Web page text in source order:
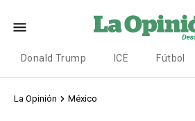
Donald Trump ICE Fútbol
La Opinión México